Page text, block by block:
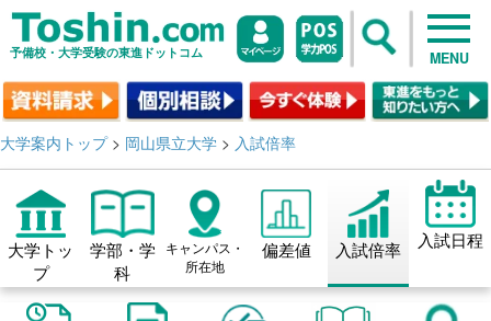
予備校・大学受験の東進ドットコム MENU
大学案内トップ> 岡山県立大学 > 入試倍率
大学トッ
プ
学部・学
科
キャンパス・
所在地
偏差値 入試倍率 入試日程